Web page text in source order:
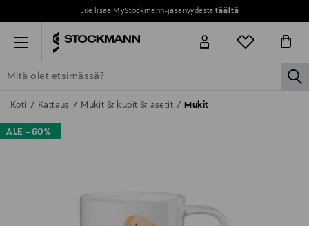
Lue lisää MyStockmann-jäsenyydestätäältä
Menu
ETSI KAIKKI NAISET MIEHET LAPSET
Koti Kattaus Mukit & kupit & asetit Mukit
ALE –60%